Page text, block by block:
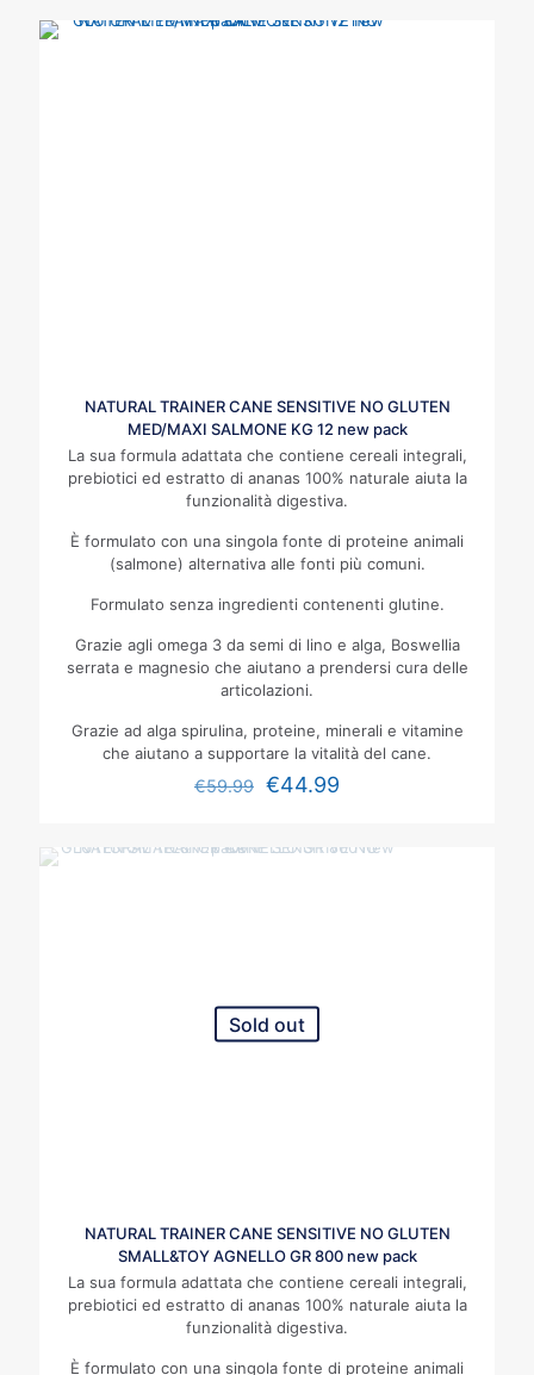
NATURAL TRAINER CANE SENSITIVE NO GLUTEN
MED/MAXI SALMONE KG 12 new pack
La sua formula adattata che contiene cereali integrali,
prebiotici ed estratto di ananas 100% naturale aiuta la
funzionalità digestiva.
È formulato con una singola fonte di proteine animali
(salmone) alternativa alle fonti più comuni.
Formulato senza ingredienti contenenti glutine.
Grazie agli omega 3 da semi di lino e alga, Boswellia
serrata e magnesio che aiutano a prendersi cura delle
articolazioni.
Grazie ad alga spirulina, proteine, minerali e vitamine
che aiutano a supportare la vitalità del cane.
€59.99 €44.99
Sold out
NATURAL TRAINER CANE SENSITIVE NO GLUTEN
SMALL&TOY AGNELLO GR 800 new pack
La sua formula adattata che contiene cereali integrali,
prebiotici ed estratto di ananas 100% naturale aiuta la
funzionalità digestiva.
È formulato con una singola fonte di proteine animali